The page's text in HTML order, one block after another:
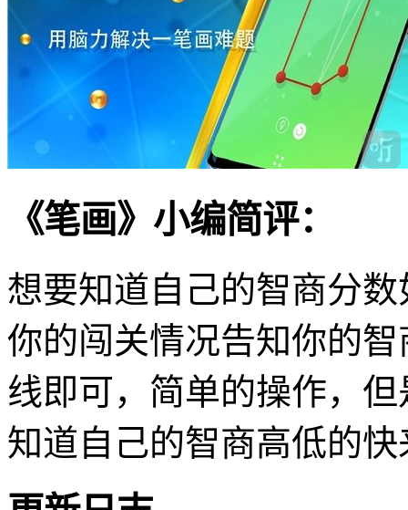
《笔画》小编简评：
想要知道自己的智商分
你的闯关情况告知你的
线即可，简单的操作，
知道自己的智商高低的